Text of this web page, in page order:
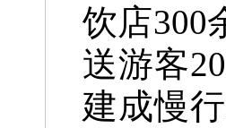
饮店300
送游客
建成慢